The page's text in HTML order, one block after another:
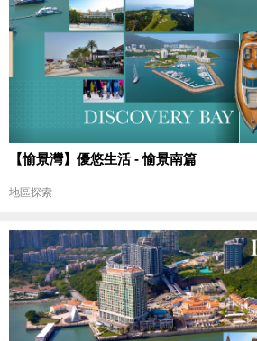
【愉景灣】優悠生活 - 愉景南篇
地區探索